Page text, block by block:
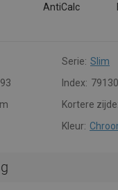
AntiCalc
Serie: Slim
Index:
Kortere zijde:
Kleur: